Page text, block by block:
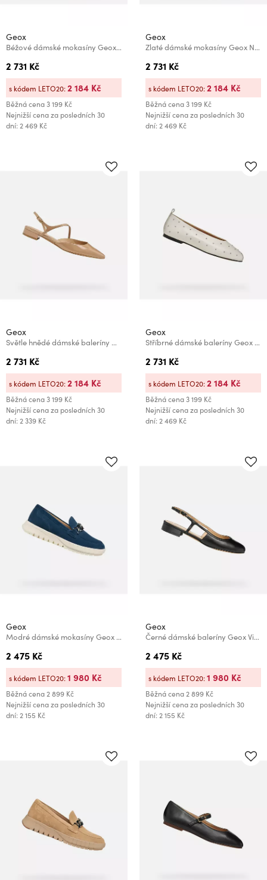
Geox
Béžové dámské mokasíny Geox New Palmaria
2 731 Kč
Běžná cena3 199 Kč
Nejnižší cena za posledních 30
dní: 2 469 Kč
s kódem LETO20:2 184 Kč
Geox
Zlaté dámské mokasíny Geox New Palmaria
2 731 Kč
Běžná cena3 199 Kč
Nejnižší cena za posledních 30
dní: 2 469 Kč
s kódem LETO20:2 184 Kč
Geox
Světle hnědé dámské baleríny Geox Giselda15
2 731 Kč
Běžná cena3 199 Kč
Nejnižší cena za posledních 30
dní: 2 339 Kč
s kódem LETO20:2 184 Kč
Geox
Stříbrné dámské baleríny Geox Marsilea
2 731 Kč
Běžná cena3 199 Kč
Nejnižší cena za posledních 30
dní: 2 469 Kč
s kódem LETO20:2 184 Kč
Geox
Modré dámské mokasíny Geox Flextride
2 475 Kč
Běžná cena2 899 Kč
Nejnižší cena za posledních 30
dní: 2 155 Kč
s kódem LETO20:1 980 Kč
Geox
Černé dámské baleríny Geox Virnilisa B
2 475 Kč
Běžná cena2 899 Kč
Nejnižší cena za posledních 30
dní: 2 155 Kč
s kódem LETO20:1 980 Kč